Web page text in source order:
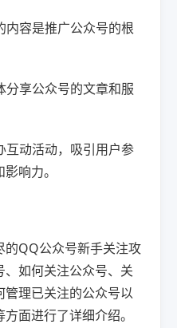
内容是推广公众号的根
分享公众号的文章和服
互动活动，吸引用户参
响力。
QQ公众号新手关注攻
如何关注公众号、关
理已关注的公众号以
面进行了详细介绍。